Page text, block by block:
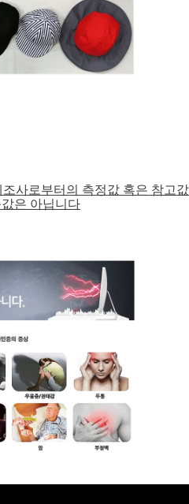
사로부터의 측정값 혹은 참고값
은 아닙니다